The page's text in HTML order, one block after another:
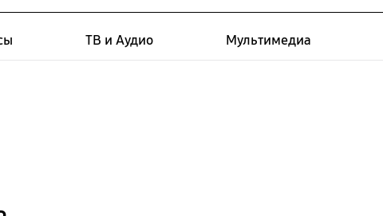
ТВ и Аудио Мультимедиа